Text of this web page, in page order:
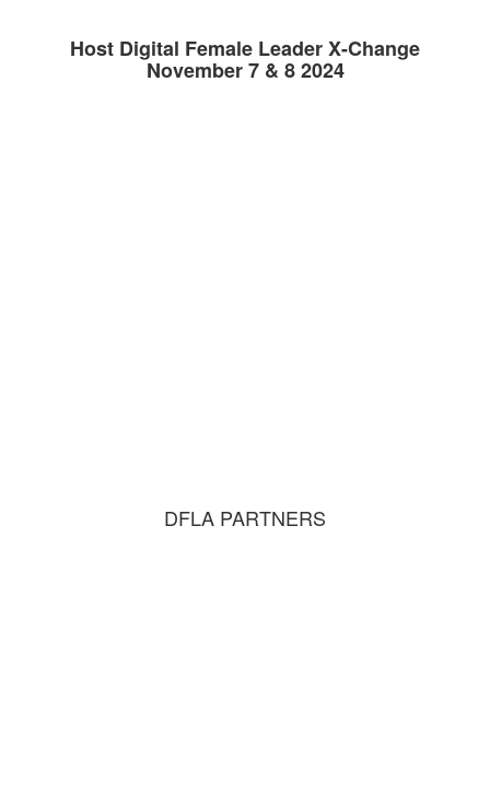
Host Digital Female Leader X-Change
November 7 & 8 2024
DFLA PARTNERS